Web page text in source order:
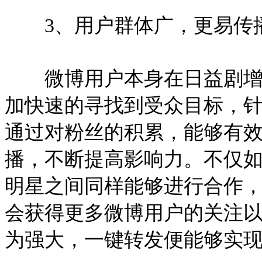
3、用户群体广，更易传
微博用户本身在日益剧增
加快速的寻找到受众目标，
通过对粉丝的积累，能够有
播，不断提高影响力。不仅
明星之间同样能够进行合作
会获得更多微博用户的关注
为强大，一键转发便能够实